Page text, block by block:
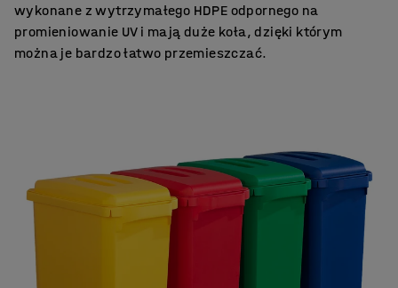
wykonane z wytrzymałego HDPE odpornego na
promieniowanie UV i mają duże koła, dzięki którym
można je bardzo łatwo przemieszczać.